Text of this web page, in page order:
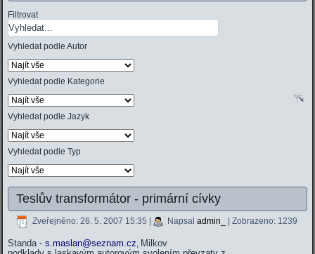
Filtrovat
Vyhledat podle Autor
Vyhledat podle Kategorie
Vyhledat podle Jazyk
Vyhledat podle Typ
Teslův transformátor - primární cívky
Zveřejněno: 26. 5. 2007 15:35 | Napsaladmin_ | Zobrazeno: 1239
Standa -s.maslan@seznam.cz, Milkov